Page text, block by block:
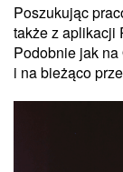
Poszukując
także z aplikacji
Podobnie jak
i na bieżąco